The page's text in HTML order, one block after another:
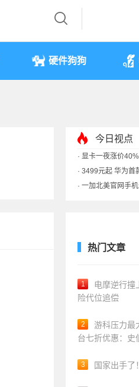
硬件狗狗
今日视点
· 显卡一夜涨价
· 3499元起 华为首
· 一加北美官网手
热门文章
1
电摩逆行撞
险代位追偿
2
游科压力最
台七折优惠：史
3 国家出手了